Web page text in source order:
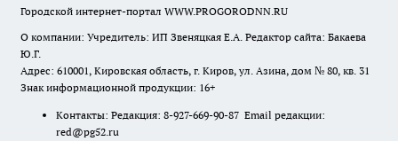
Городской интернет-портал WWW.PROGORODNN.RU
О компании: Учредитель: ИП Звеняцкая Е.А. Редактор сайта: Бакаева
Ю.Г.
Адрес: 610001, Кировская область, г. Киров, ул. Азина, дом № 80, кв. 31
Знак информационной продукции: 16+
Контакты: Редакция: 8-927-669-90-87 Email редакции:
red@pg52.ru